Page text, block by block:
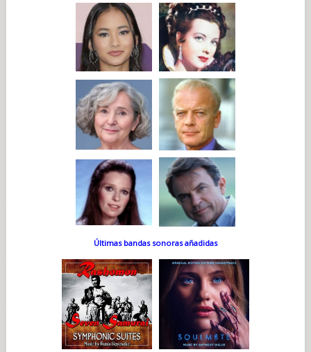
Últimas bandas sonoras añadidas